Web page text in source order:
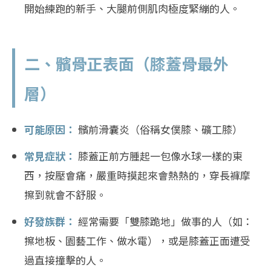
開始練跑的新手、大腿前側肌肉極度緊繃的人。
二、髕骨正表面（膝蓋骨最外
層）
可能原因： 髕前滑囊炎（俗稱女僕膝、礦工膝）
常見症狀： 膝蓋正前方腫起一包像水球一樣的東
西，按壓會痛，嚴重時摸起來會熱熱的，穿長褲摩
擦到就會不舒服。
好發族群： 經常需要「雙膝跪地」做事的人（如：
擦地板、園藝工作、做水電），或是膝蓋正面遭受
過直接撞擊的人。